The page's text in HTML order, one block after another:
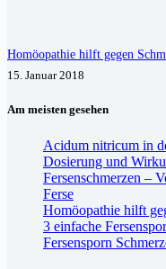
Homöopathie hilft gegen
15. Januar 2018
Am meisten gesehen
Acidum nitricum in
Dosierung und
Fersenschmerzen –
Ferse
Homöopathie hilft
3 einfache
Fersensporn